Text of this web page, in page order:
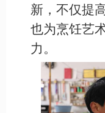
新，不仅提
也为烹饪艺
力。